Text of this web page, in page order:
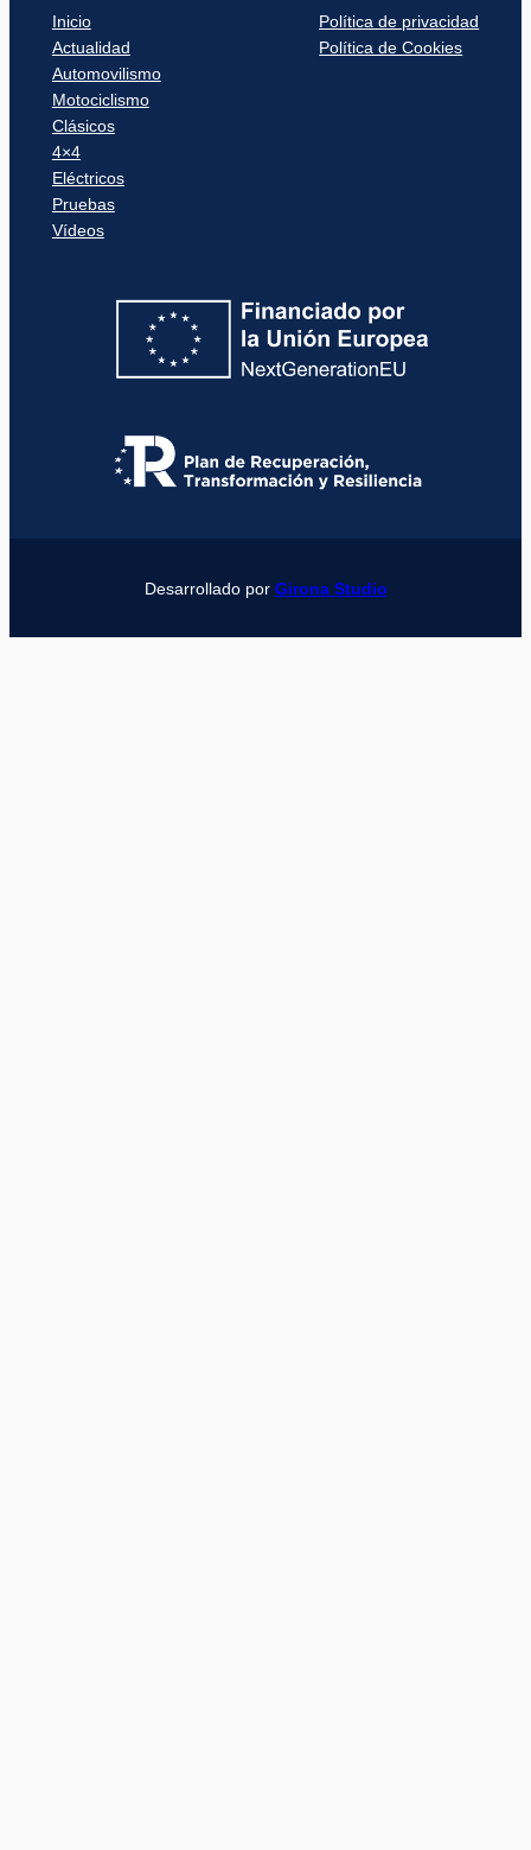
Inicio
Actualidad
Automovilismo
Motociclismo
Clásicos
4×4
Eléctricos
Pruebas
Vídeos
Política de privacidad
Política de Cookies
Desarrollado por Girona Studio